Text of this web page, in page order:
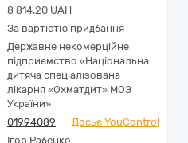
8 814,20 UAH
За вартістю придбання
Державне некомерційне
підприємство «Національна
дитяча спеціалізована
лікарня «Охматдит» МОЗ
України»
01994089
Досьє YouControl
Ігор Рабенко